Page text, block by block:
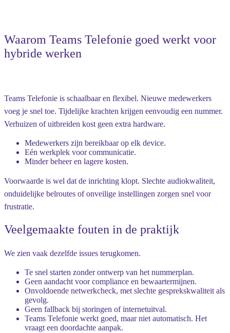
Waarom Teams Telefonie goed werkt voor
hybride werken
Teams Telefonie is schaalbaar en flexibel. Nieuwe medewerkers
voeg je snel toe. Tijdelijke krachten krijgen eenvoudig een nummer.
Verhuizen of uitbreiden kost geen extra hardware.
Medewerkers zijn bereikbaar op elk device.
Eén werkplek voor communicatie.
Minder beheer en lagere kosten.
Voorwaarde is wel dat de inrichting klopt. Slechte audiokwaliteit,
onduidelijke belroutes of onveilige instellingen zorgen snel voor
frustratie.
Veelgemaakte fouten in de praktijk
We zien vaak dezelfde issues terugkomen.
Te snel starten zonder ontwerp van het nummerplan.
Geen aandacht voor compliance en bewaartermijnen.
Onvoldoende netwerkcheck, met slechte gesprekskwaliteit als
gevolg.
Geen fallback bij storingen of internetuitval.
Teams Telefonie werkt goed, maar niet automatisch. Het
vraagt een doordachte aanpak.